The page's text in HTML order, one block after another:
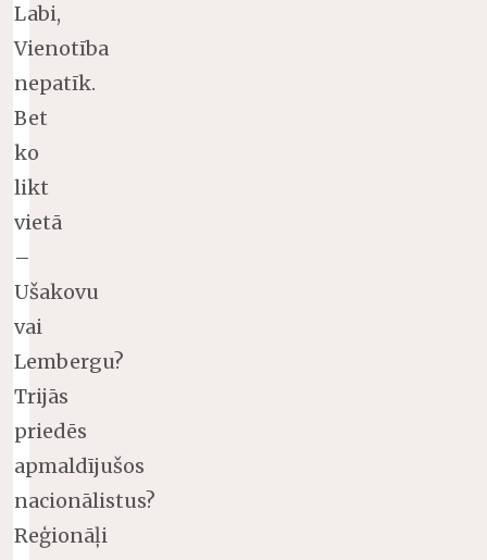
Labi,
Vienotība
nepatīk.
Bet
ko
likt
vietā
–
Ušakovu
vai
Lembergu?
Trijās
priedēs
apmaldījušos
nacionālistus?
Reģionāļi